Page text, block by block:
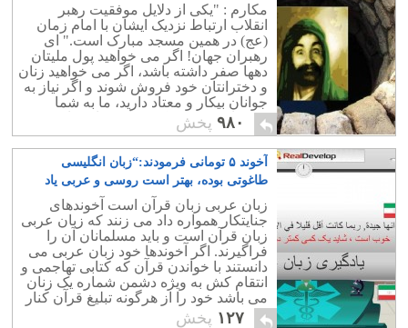
مکارم : "یکی از دلایل موفقیت رهبر
انقلاب ارتباط نزدیک ایشان با امام زمان
(عج) در همین مسجد مبارک است." ای
رهبران جهان! اگر می خواهید پول ملیتان
دهها صفر داشته باشد، اگر می خواهید زنان
و دخترانتان خود فروش شوند و اگر نیاز به
جوانان بیکار و معتاد دارید، ما به شما
پیشنهاد می کنیم که همانند خامنه ای سری
به جمکران بزنید تا موفق شوید! اجرتان با
ایشان روحی فداه.
۹۸۰ پخش
آخوند ۵ تومانی فرمودند:“زبان انگلیسی
طاغوتی بوده، بهتر است روسی و عربی یاد
بگیرید!.”
زبان عربی زبان قرآن است آخوندهای
جنایتکار همواره داد می زنند که زبان عربی
زبان قرآن است و باید مسلمانان آن را
فراگیرند. اگر آخوندها خود زبان عربی می
دانستند با خواندن قرآن که کتابی تهاجمی و
انتقام کش به ویژه دشمن شماره یک زنان
می باشد خود را از هرگونه تبلیغ قرآن کنار
می کشیدند
۱۲۷ پخش